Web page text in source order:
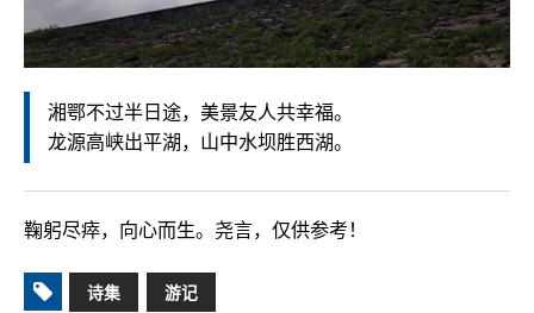
湘鄂不过半日途，美景友人共幸福。
龙源高峡出平湖，山中水坝胜西湖。
鞠躬尽瘁，向心而生。尧言，仅供参考！
诗集 游记